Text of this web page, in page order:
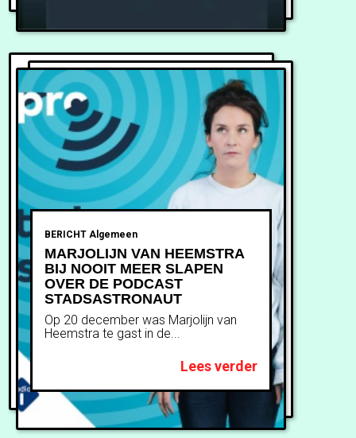
BERICHT Algemeen
MARJOLIJN VAN HEEMSTRA
BIJ NOOIT MEER SLAPEN
OVER DE PODCAST
STADSASTRONAUT
Op 20 december was Marjolijn van
Heemstra te gast in de...
Lees verder